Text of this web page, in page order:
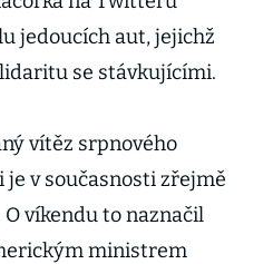
jedoucích aut, jejichž
se stávkujícími.
vítěz srpnového
je v současnosti zřejmě
víkendu to naznačil
ministrem